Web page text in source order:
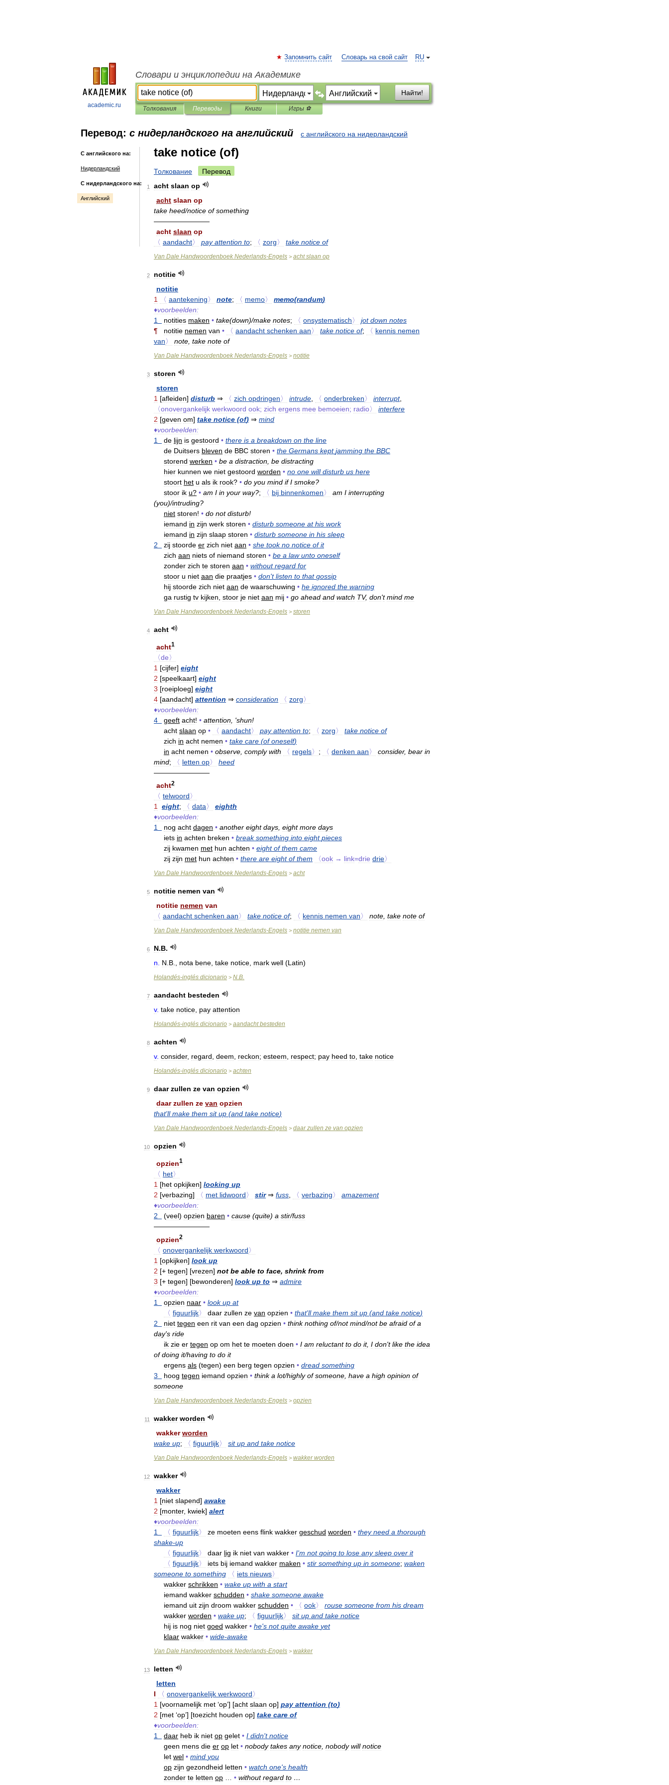
academic.ru
RU
Запомнить сайт Словарь на свой сайт
Словари и энциклопедии на Академике
Найти!
Толкования Переводы Книги Игры ⚽
Перевод: с нидерландского на английский с английского на нидерландский
С английского на:
Нидерландский
С нидерландского на:
Английский
take notice (of)
Толкование Перевод
1 acht slaan op
acht slaan op
take heed/notice of something
————————
acht slaan op
〈 aandacht〉 pay attention to; 〈 zorg〉 take notice of
Van Dale Handwoordenboek Nederlands-Engels > acht slaan op
2
notitie
notitie
1
〈 aantekening〉 note; 〈 memo〉 memo(randum)
♦voorbeelden:
1
notities maken • take(down)/make notes; 〈 onsystematisch〉 jot down notes
¶ notitie nemen van • 〈 aandacht schenken aan〉 take notice of; 〈 kennis nemen
van〉 note take note of
Van Dale Handwoordenboek Nederlands-Engels > notitie
3
storen
storen
1 [afleiden] disturb ⇒ 〈 zich opdringen〉 intrude 〈 onderbreken〉 interrupt,
〈onovergankelijk werkwoord ook; zich ergens mee bemoeien; radio〉
interfere
2 [geven om] take notice (of) ⇒ mind
♦voorbeelden:
1
de lijn is gestoord • there is a breakdown on the line
de Duitsers bleven de BBC storen • the Germans kept jamming the BBC
storend werken • be a distraction be distracting
hier kunnen we niet gestoord worden • no one will disturb us here
stoort het u als ik rook? • do you mind if I smoke?
stoor ik u? • am I in your way?; 〈 bij binnenkomen〉 am I interrupting
(you)/intruding?
niet storen! • do not disturb!
iemand in zijn werk storen • disturb someone at his work
iemand in zijn slaap storen • disturb someone in his sleep
2
zij stoorde er zich niet aan • she took no notice of it
zich aan niets of niemand storen • be a law unto oneself
zonder zich te storen aan • without regard for
stoor u niet aan die praatjes • don't listen to that gossip
hij stoorde zich niet aan de waarschuwing • he ignored the warning
ga rustig tv kijken stoor je niet aan mij • go ahead and watch TV, don't mind me
Van Dale Handwoordenboek Nederlands-Engels > storen
4 acht
acht1
〈de〉
1 [cijfer] eight
2 [speelkaart] eight
3 [roeiploeg] eight
4 [aandacht] attention ⇒ consideration 〈 zorg〉
♦voorbeelden:
4
geeft acht! • attention , 'shun!
acht slaan op • 〈 aandacht〉 pay attention to; 〈 zorg〉 take notice of
zich in acht nemen • take care (of oneself)
in acht nemen • observe comply with 〈 regels〉 ; 〈 denken aan〉 consider, bear in
mind; 〈 letten op〉
heed
————————
acht2
〈 telwoord〉
1 eight; 〈 data〉
eighth
♦voorbeelden:
1
nog acht dagen • another eight days, eight more days
iets in achten breken • break something into eight pieces
zij kwamen met hun achten • eight of them came
zij zijn met hun achten • there are eight of them 〈ook → link=drie drie〉
Van Dale Handwoordenboek Nederlands-Engels > acht
5 notitie nemen van
notitie nemen van
〈 aandacht schenken aan〉 take notice of; 〈 kennis nemen van〉 note, take note of
Van Dale Handwoordenboek Nederlands-Engels > notitie nemen van
6 N.B.
n. N.B., nota bene, take notice, mark well (Latin)
Holandés-inglés dicionario > N.B.
7 aandacht besteden
v. take notice, pay attention
Holandés-inglés dicionario > aandacht besteden
8
achten
v. consider, regard, deem, reckon; esteem, respect; pay heed to, take notice
Holandés-inglés dicionario > achten
9 daar zullen ze van opzien
daar zullen ze van opzien
that'll make them sit up (and take notice)
Van Dale Handwoordenboek Nederlands-Engels > daar zullen ze van opzien
10 opzien
opzien1
〈 het〉
1 [het opkijken] looking up
2 [verbazing] 〈 met lidwoord〉 stir⇒ fuss 〈 verbazing〉
amazement
♦voorbeelden:
2
(veel) opzien baren • cause (quite) a stir/fuss
————————
opzien2
〈 onovergankelijk werkwoord〉
1 [opkijken] look up
2 [+ tegen] [vrezen] not be able to face, shrink from
3 [+ tegen] [bewonderen] look up to ⇒ admire
♦voorbeelden:
1
opzien naar • look up at
〈 figuurlijk〉 daar zullen ze van opzien • that'll make them sit up (and take notice)
2
niet tegen een rit van een dag opzien • think nothing of/not mind/not be afraid of a
day's ride
ik zie er tegen op om het te moeten doen • I am reluctant to do it, I don't like the idea
of doing it/having to do it
ergens als (tegen) een berg tegen opzien • dread something
3
hoog tegen iemand opzien • think a lot/highly of someone have a high opinion of
someone
Van Dale Handwoordenboek Nederlands-Engels > opzien
11 wakker worden
wakker worden
wake up; 〈 figuurlijk〉 sit up and take notice
Van Dale Handwoordenboek Nederlands-Engels > wakker worden
12
wakker
wakker
1 [niet slapend] awake
2 [monter, kwiek] alert
♦voorbeelden:
1
〈 figuurlijk〉 ze moeten eens flink wakker geschud worden • they need a thorough
shake-up
〈 figuurlijk〉 daar lig ik niet van wakker • I'm not going to lose any sleep over it
〈 figuurlijk〉 iets bij iemand wakker maken • stir something up in someone; waken
someone to something 〈 iets nieuws〉
wakker schrikken • wake up with a start
iemand wakker schudden • shake someone awake
iemand uit zijn droom wakker schudden • 〈 ook〉 rouse someone from his dream
wakker worden • wake up; 〈 figuurlijk〉 sit up and take notice
hij is nog niet goed wakker • he's not quite awake yet
klaar wakker • wide-awake
Van Dale Handwoordenboek Nederlands-Engels > wakker
13
letten
letten
I
〈 onovergankelijk werkwoord〉
1 [voornamelijk met ‘op’] [acht slaan op] pay attention (to)
2 [met ‘op’] [toezicht houden op] take care of
♦voorbeelden:
1
daar heb ik niet op gelet • I didn't notice
geen mens die er op let • nobody takes any notice nobody will notice
let wel • mind you
op zijn gezondheid letten • watch one's health
zonder te letten op • without regard to …